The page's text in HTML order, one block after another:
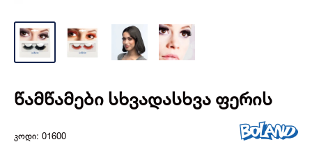
წამწამები სხვადასხვა ფერის
კოდი: 01600